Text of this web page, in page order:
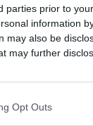
parties prior to
information
may also be
may further
Opt Outs
san rossore,